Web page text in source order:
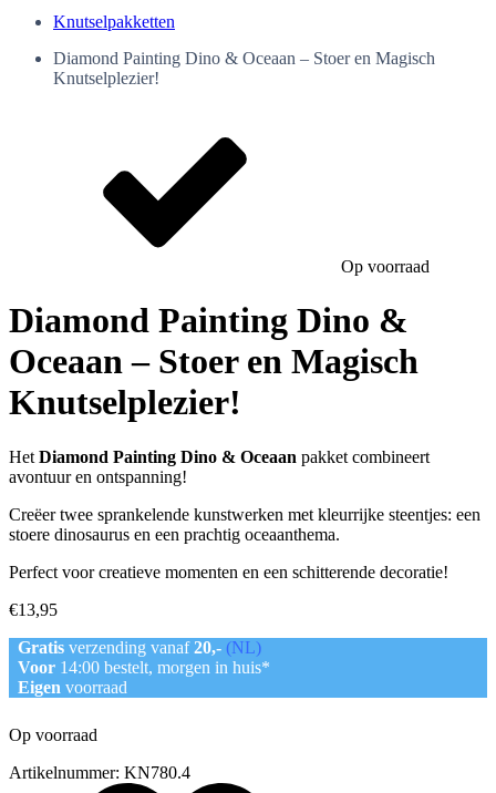
Knutselpakketten
Diamond Painting Dino & Oceaan – Stoer en Magisch
Knutselplezier!
Op voorraad
Diamond Painting Dino &
Oceaan – Stoer en Magisch
Knutselplezier!
Het Diamond Painting Dino & Oceaan pakket combineert
avontuur en ontspanning!
Creëer twee sprankelende kunstwerken met kleurrijke steentjes: een
stoere dinosaurus en een prachtig oceaanthema.
Perfect voor creatieve momenten en een schitterende decoratie!
€13,95
Gratis verzending vanaf20,- (NL)
Voor 14:00 bestelt, morgen in huis*
Eigen voorraad
Op voorraad
Artikelnummer: KN780.4